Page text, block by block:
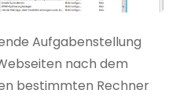
Aufgabenstellung
nach dem
bestimmten Rechner